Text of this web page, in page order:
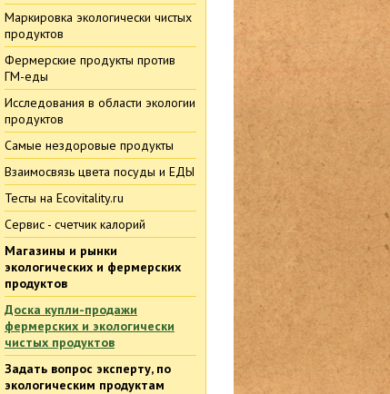
Маркировка экологически чистых
продуктов
Фермерские продукты против
ГМ-еды
Исследования в области экологии
продуктов
Самые нездоровые продукты
Взаимосвязь цвета посуды и ЕДЫ
Тесты на Ecovitality.ru
Сервис - счетчик калорий
Магазины и рынки
экологических и фермерских
продуктов
Доска купли-продажи
фермерских и экологически
чистых продуктов
Задать вопрос эксперту, по
экологическим продуктам